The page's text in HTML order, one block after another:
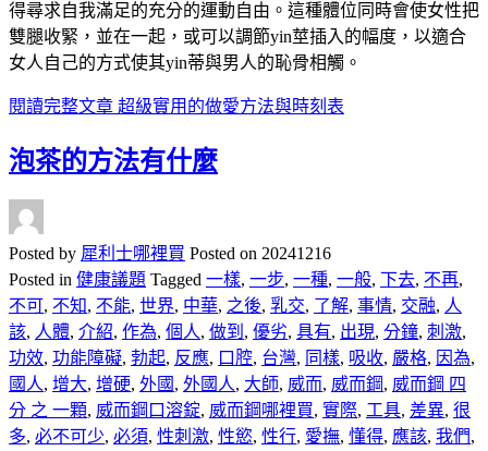
得尋求自我滿足的充分的運動自由。這種體位同時會使女性把
雙腿收緊，並在一起，或可以調節yin莖插入的幅度，以適合
女人自己的方式使其yin蒂與男人的恥骨相觸。
閱讀完整文章 超級實用的做愛方法與時刻表
泡茶的方法有什麼
Posted by 犀利士哪裡買 Posted on 20241216
Posted in 健康議題 Tagged 一樣, 一步, 一種, 一般, 下去, 不再,
不可, 不知, 不能, 世界, 中華, 之後, 乳交, 了解, 事情, 交融, 人
該, 人體, 介紹, 作為, 個人, 做到 , 優劣, 具有, 出現, 分鐘, 刺激,
功效, 功能障礙, 勃起, 反應, 口腔, 台灣, 同樣, 吸收, 嚴格, 因為,
國人, 增大, 增硬, 外國 , 外國人, 大師, 威而, 威而鋼, 威而鋼 四
分 之 一顆, 威而鋼口溶錠, 威而鋼哪裡買, 實際, 工具, 差異, 很
多, 必不可少, 必須, 性刺激, 性慾, 性行, 愛撫, 懂得, 應該, 我們,